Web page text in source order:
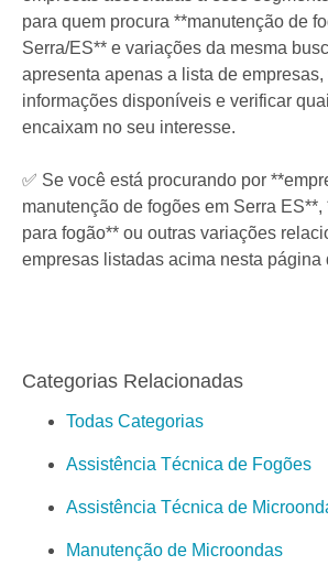
para quem procura **manutenção de
Serra/ES** e variações da mesma
apresenta apenas a lista de
informações disponíveis e verificar
encaixam no seu interesse.
✅ Se você está procurando por
manutenção de fogões em Serra
para fogão** ou outras variações
empresas listadas acima nesta página
Categorias Relacionadas
Todas Categorias
Assistência Técnica de Fogões
Assistência Técnica de
Manutenção de Microondas